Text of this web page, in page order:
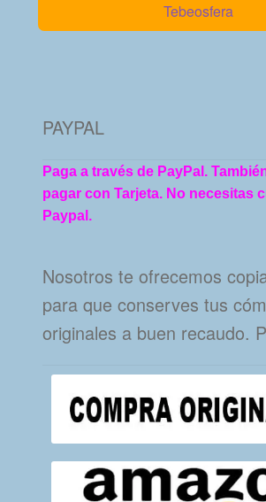
Tebeosfera
PAYPAL
Paga a través de PayPal.
pagar con Tarjeta. No necesitas
Paypal.
Nosotros te ofrecemos
para que conserves tus
originales a buen recaudo.